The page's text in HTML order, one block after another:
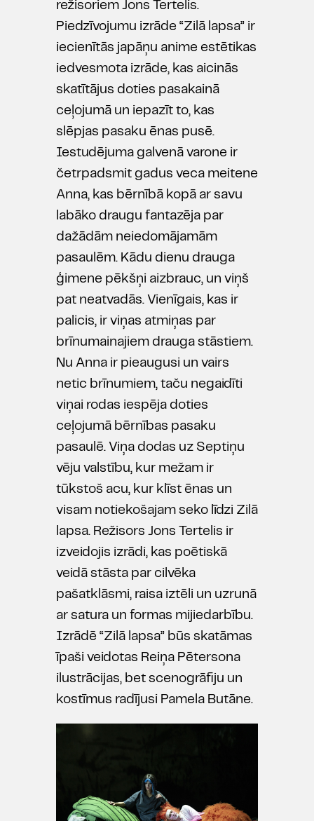
režisoriem Jons Tertelis.
Piedzīvojumu izrāde “Zilā lapsa” ir
iecienītās japāņu anime estētikas
iedvesmota izrāde, kas aicinās
skatītājus doties pasakainā
ceļojumā un iepazīt to, kas
slēpjas pasaku ēnas pusē.
Iestudējuma galvenā varone ir
četrpadsmit gadus veca meitene
Anna, kas bērnībā kopā ar savu
labāko draugu fantazēja par
dažādām neiedomājamām
pasaulēm. Kādu dienu drauga
ģimene pēkšņi aizbrauc, un viņš
pat neatvadās. Vienīgais, kas ir
palicis, ir viņas atmiņas par
brīnumainajiem drauga stāstiem.
Nu Anna ir pieaugusi un vairs
netic brīnumiem, taču negaidīti
viņai rodas iespēja doties
ceļojumā bērnības pasaku
pasaulē. Viņa dodas uz Septiņu
vēju valstību, kur mežam ir
tūkstoš acu, kur klīst ēnas un
visam notiekošajam seko līdzi Zilā
lapsa. Režisors Jons Tertelis ir
izveidojis izrādi, kas poētiskā
veidā stāsta par cilvēka
pašatklāsmi, raisa iztēli un uzrunā
ar satura un formas mijiedarbību.
Izrādē “Zilā lapsa” būs skatāmas
īpaši veidotas Reiņa Pētersona
ilustrācijas, bet scenogrāfiju un
kostīmus radījusi Pamela Butāne.